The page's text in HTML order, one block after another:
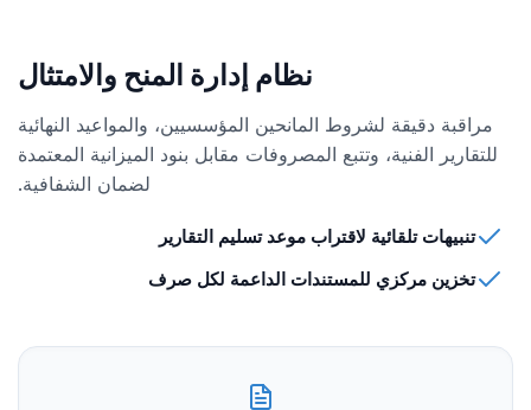
نظام إدارة المنح والامتثال
مراقبة دقيقة لشروط المانحين المؤسسيين، والمواعيد النهائية
للتقارير الفنية، وتتبع المصروفات مقابل بنود الميزانية المعتمدة
لضمان الشفافية.
تنبيهات تلقائية لاقتراب موعد تسليم التقارير
تخزين مركزي للمستندات الداعمة لكل صرف